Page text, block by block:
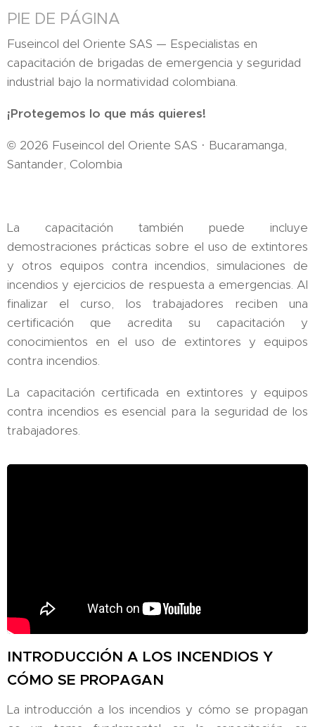
PIE DE PÁGINA
Fuseincol del Oriente SAS — Especialistas en
capacitación de brigadas de emergencia y seguridad
industrial bajo la normatividad colombiana.
¡Protegemos lo que más quieres!
© 2026 Fuseincol del Oriente SAS · Bucaramanga,
Santander, Colombia
La capacitación también puede incluye
demostraciones prácticas sobre el uso de extintores
y otros equipos contra incendios, simulaciones de
incendios y ejercicios de respuesta a emergencias. Al
finalizar el curso, los trabajadores reciben una
certificación que acredita su capacitación y
conocimientos en el uso de extintores y equipos
contra incendios.
La capacitación certificada en extintores y equipos
contra incendios es esencial para la seguridad de los
trabajadores.
INTRODUCCIÓN A LOS INCENDIOS Y
CÓMO SE PROPAGAN
La introducción a los incendios y cómo se propagan